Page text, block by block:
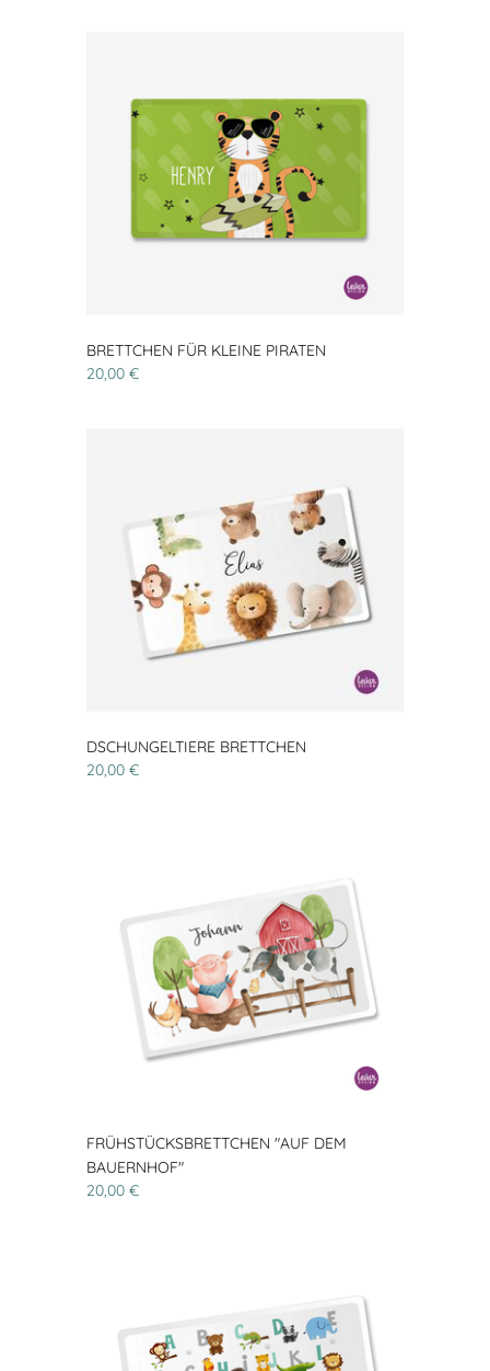
BRETTCHEN FÜR KLEINE PIRATEN
20,00 €
DSCHUNGELTIERE BRETTCHEN
20,00 €
FRÜHSTÜCKSBRETTCHEN "AUF DEM
BAUERNHOF"
20,00 €